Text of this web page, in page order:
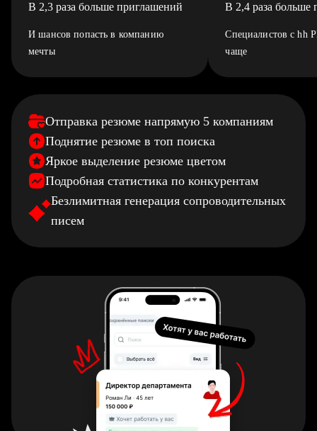
В 2,3 раза больше приглашений
И шансов попасть в компанию
мечты
В 2,4 раза больше
Специалистов с hh
чаще
Отправка резюме напрямую 5 компаниям
Поднятие резюме в топ поиска
Яркое выделение резюме цветом
Подробная статистика по конкурентам
Безлимитная генерация сопроводительных
писем